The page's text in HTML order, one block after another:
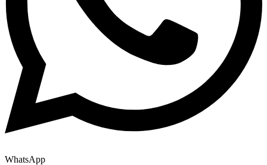
WhatsApp